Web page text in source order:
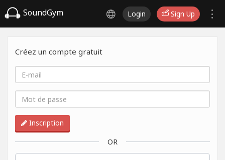
SoundGym Login Sign Up
Créez un compte gratuit
Inscription
OR